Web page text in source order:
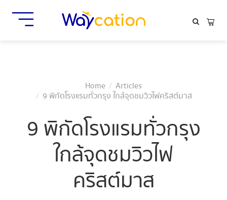
Home
Articles
9 พิกัดโรงแรมทั่วกรุง ใกล้จุดชมวิวไฟคริสต์มาส
9 พิกัดโรงแรมทั่วกรุง
ใกล้จุดชมวิวไฟ
คริสต์มาส